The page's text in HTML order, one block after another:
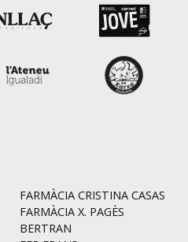
FARMÀCIA CRISTINA CASAS
FARMÀCIA X. PAGÈS
BERTRAN